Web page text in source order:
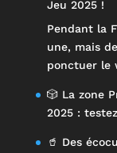
Jeu 2025 !
Pendant la
une, mais
ponctuer le
🎲 La zone
2025 :
🥤 Des